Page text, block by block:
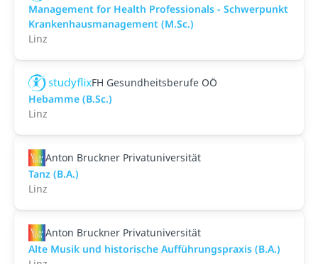
Management for Health Professionals - Schwerpunkt
Krankenhausmanagement (M.Sc.)
Linz
FH Gesundheitsberufe OÖ
Hebamme (B.Sc.)
Linz
Anton Bruckner Privatuniversität
Tanz (B.A.)
Linz
Anton Bruckner Privatuniversität
Alte Musik und historische Aufführungspraxis (B.A.)